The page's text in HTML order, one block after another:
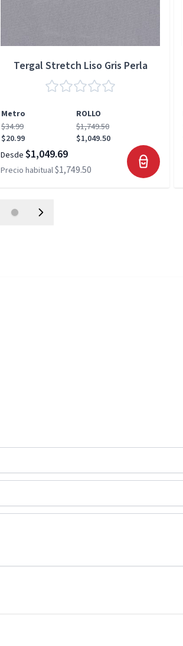
Tergal Stretch Liso Gris Perla
Metro
ROLLO
$34.99
$20.99
$1,749.50
$1,049.50
Desde $1,049.69
Precio habitual$1,749.50